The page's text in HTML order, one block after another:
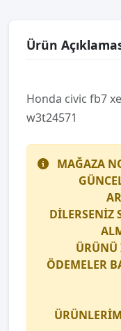
Ürün
Honda civic fb7
w3t24571
MAĞAZA
DİLERSENİZ
ÜRÜNÜ
ÖDEMELER